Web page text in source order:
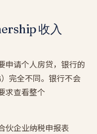
收入
申请个人房贷，银行的
完全不同。银行不会
求查看整个
伙企业纳税申报表